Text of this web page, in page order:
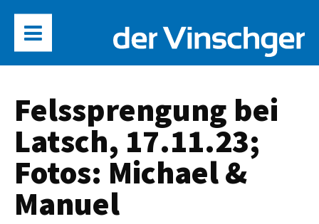
Felssprengung bei
Latsch, 17.11.23;
Fotos: Michael &
Manuel